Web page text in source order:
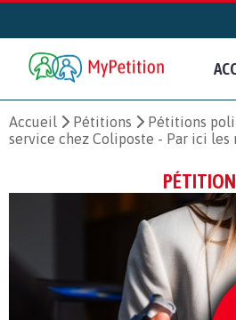
Accueil Pétitions Pétitions
service chez Coliposte - Par ici les
PÉTITION